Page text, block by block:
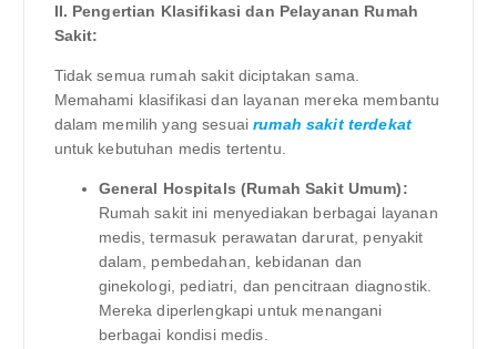
II. Pengertian Klasifikasi dan Pelayanan Rumah
Sakit:
Tidak semua rumah sakit diciptakan sama.
Memahami klasifikasi dan layanan mereka membantu
dalam memilih yang sesuairumah sakit terdekat
untuk kebutuhan medis tertentu.
General Hospitals (Rumah Sakit Umum):
Rumah sakit ini menyediakan berbagai layanan
medis, termasuk perawatan darurat, penyakit
dalam, pembedahan, kebidanan dan
ginekologi, pediatri, dan pencitraan diagnostik.
Mereka diperlengkapi untuk menangani
berbagai kondisi medis.